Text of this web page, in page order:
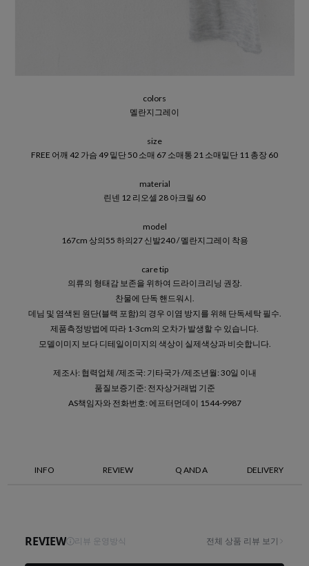
colors
멜란지그레이
size
FREE 어깨 42 가슴 49 밑단 50 소매 67 소매통 21 소매밑단 11 총장 60
material
린넨 12 리오셀 28 아크릴 60
model
167cm 상의55 하의27 신발240 / 멜란지그레이 착용
care tip
의류의 형태감 보존을 위하여 드라이크리닝 권장.
찬물에 단독 핸드워시.
데님 및 염색된 원단(블랙 포함)의 경우 이염 방지를 위해 단독세탁 필수.
제품측정방법에 따라 1-3cm의 오차가 발생할 수 있습니다.
모델이미지 보다 디테일이미지의 색상이 실제색상과 비슷합니다.
제조사: 협력업체 /제조국: 기타국가 /제조년월: 30일 이내
품질보증기준: 전자상거래법 기준
AS책임자와 전화번호: 에프터먼데이 1544-9987
INFO REVIEW Q AND A DELIVERY